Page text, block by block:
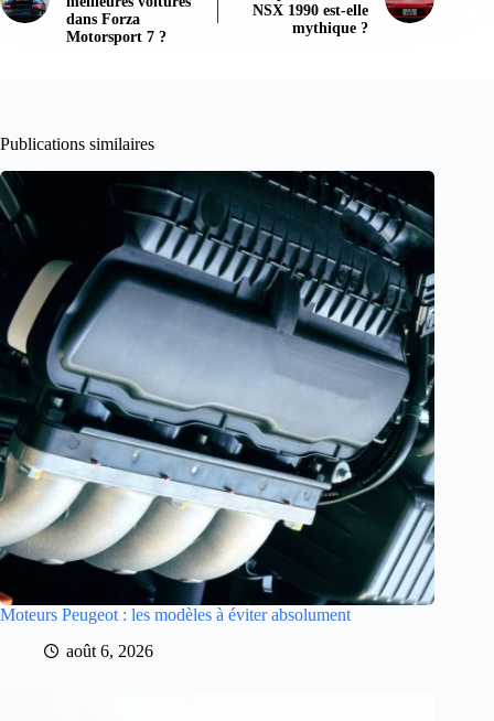
dans Forza
Motorsport 7 ?
NSX 1990 est-elle
mythique ?
Publications similaires
Moteurs Peugeot : les modèles à éviter absolument
août 6, 2026